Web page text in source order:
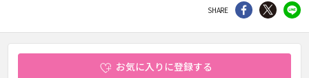
SHARE シェア Twitter
お気に入りに登録する